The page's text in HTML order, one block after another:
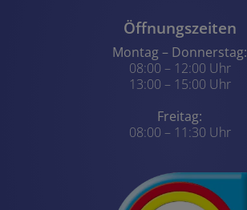
Öffnungszeiten
Montag – Donnerstag:
08:00 – 12:00 Uhr
13:00 – 15:00 Uhr
Freitag:
08:00 – 11:30 Uhr